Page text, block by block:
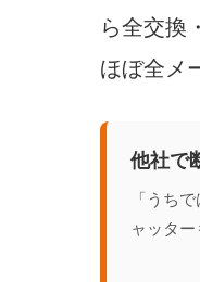
ら全交換
ほぼ全メ
他社で
「うち
ャッター